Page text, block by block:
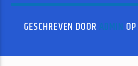
GESCHREVEN DOOR ADMIN